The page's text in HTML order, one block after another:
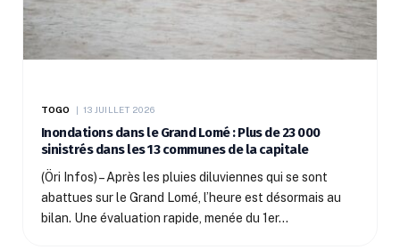
TOGO 13 JUILLET 2026
Inondations dans le Grand Lomé : Plus de 23 000
sinistrés dans les 13 communes de la capitale
(Öri Infos) – Après les pluies diluviennes qui se sont
abattues sur le Grand Lomé, l’heure est désormais au
bilan. Une évaluation rapide, menée du 1er…